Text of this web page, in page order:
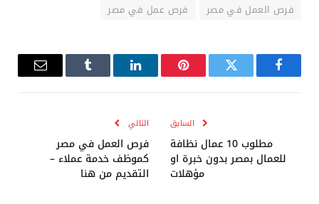
فرص العمل في مصر فرص عمل في مصر
فيسبوك تويتر بينتيريستلينكدإن Tumblr
البريد
السابق
مطلوب 10 عمال نظافة
للعمال بمصر بدون خبرة او
مؤهلات
التالي
فرص العمل في مصر
كموظف خدمة عملاء –
التقديم من هنا